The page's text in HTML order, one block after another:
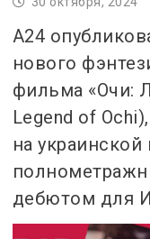
A24
нового
фильма «Очи:
Legend of
на
дебютом для